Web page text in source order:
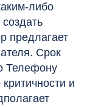
либо
предлагает
Срок
Телефону
и